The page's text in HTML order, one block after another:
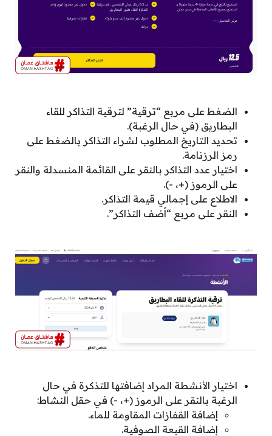
الضغط على مربع “ترقية” لترقية التذاكر للقاء
البطاريق (في حال الرغبة).
تحديد التاريخ المطلوب لشراء التذاكر بالضغط على
رمز الرزنامة.
اختيار عدد التذاكر بالنقر على القائمة المنسدلة والنقر
على الرموز (+، -).
الاطلاع على إجمالي قيمة التذاكر.
النقر على مربع “أضف التذاكر”.
اختيار الأنشطة المراد إضافتها للتذكرة في حال
الرغبة بالنقر على الرموز (+، -) في حقل النشاط:
إضافة القفازات المقاومة للماء.
إضافة القبعة الصوفية.